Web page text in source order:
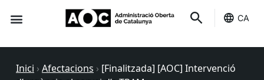
CA
Inici › Afectacions › [Finalitzada] [AOC] Intervenció